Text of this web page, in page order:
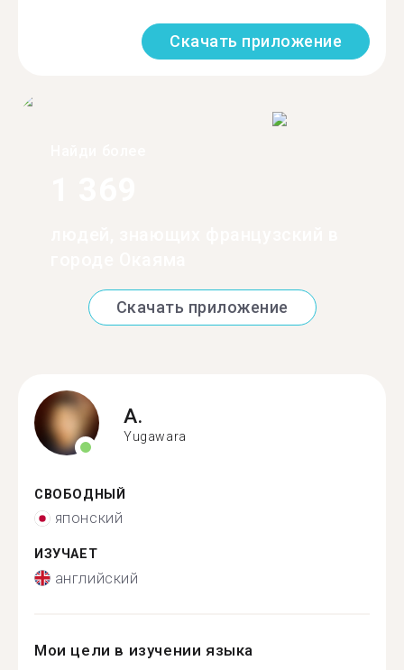
Скачать приложение
Скачать приложение
A.
Yugawara
СВОБОДНЫЙ
японский
ИЗУЧАЕТ
английский
Мои цели в изучении языка